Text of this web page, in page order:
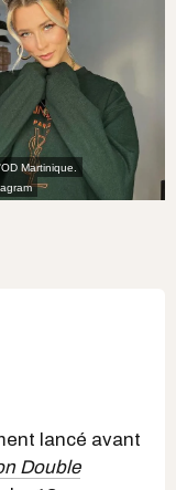
Martinique.
lancé avant
Double